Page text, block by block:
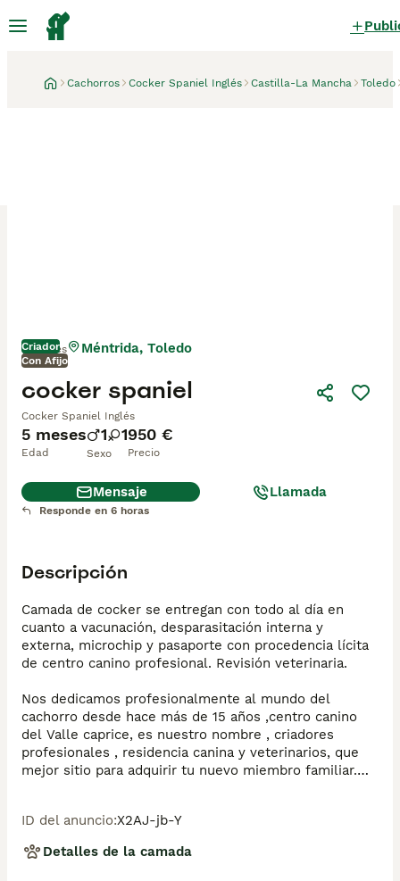
Cachorros Cocker Spaniel Inglés Castilla-La Mancha Toledo
Criador
Con Afijo
5 meses
Edad
1 1
Sexo
950 €
Precio
cocker spaniel
Cocker Spaniel Inglés
1 mes Méntrida, Toledo
Mensaje Llamada
Responde en 6 horas
Descripción
Camada de cocker se entregan con todo al día en
cuanto a vacunación, desparasitación interna y
externa, microchip y pasaporte con procedencia lícita
de centro canino profesional. Revisión veterinaria.
Nos dedicamos profesionalmente al mundo del
cachorro desde hace más de 15 años ,centro canino
del Valle caprice, es nuestro nombre , criadores
profesionales , residencia canina y veterinarios, que
mejor sitio para adquirir tu nuevo miembro familiar.
oficial de la canina de España como uno de los pocos
criadores recomendados y registrados , www.rsce.es
ID del anuncio:X2AJ-jb-Y
Detalles de la camada